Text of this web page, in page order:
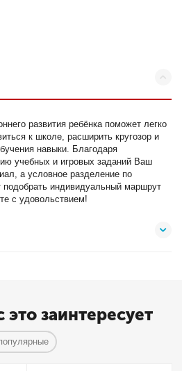
развития ребёнка поможет легко
к школе, расширить кругозор и
навыки. Благодаря
учебных и игровых заданий Ваш
а условное разделение по
индивидуальный маршрут
с удовольствием!
заинтересует